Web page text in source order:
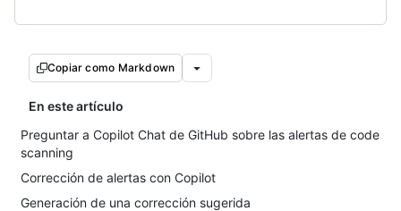
Copiar como Markdown
En este artículo
Preguntar a Copilot Chat de GitHub sobre las alertas de code
scanning
Corrección de alertas con Copilot
Generación de una corrección sugerida